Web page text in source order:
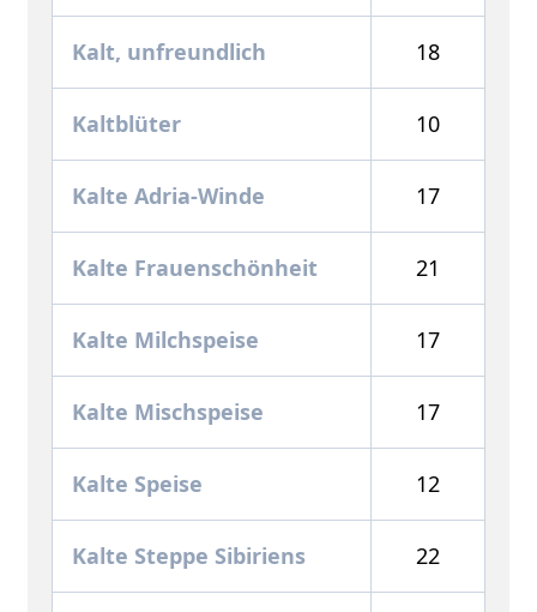
Kalt, unfreundlich 18
Kaltblüter 10
Kalte Adria-Winde 17
Kalte Frauenschönheit 21
Kalte Milchspeise 17
Kalte Mischspeise 17
Kalte Speise 12
Kalte Steppe Sibiriens 22